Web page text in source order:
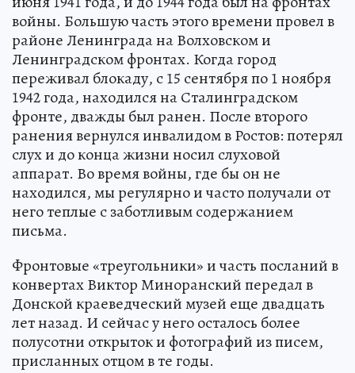
войны. Большую часть этого времени провел в
районе Ленинграда на Волховском и
Ленинградском фронтах. Когда город
переживал блокаду, с 15 сентября по 1 ноября
1942 года, находился на Сталинградском
фронте, дважды был ранен. После второго
ранения вернулся инвалидом в Ростов: потерял
слух и до конца жизни носил слуховой
аппарат. Во время войны, где бы он не
находился, мы регулярно и часто получали от
него теплые с заботливым содержанием
письма.
Фронтовые «треугольники» и часть посланий в
конвертах Виктор Миноранский передал в
Донской краеведческий музей еще двадцать
лет назад. И сейчас у него осталось более
полусотни открыток и фотографий из писем,
присланных отцом в те годы.